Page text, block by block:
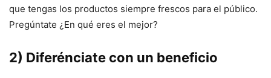
que tengas los productos siempre frescos para el público.
Pregúntate ¿En qué eres el mejor?
2) Diferénciate con un beneficio